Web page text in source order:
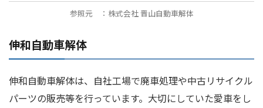
参照元 ：株式会社 晋山自動車解体
伸和自動車解体
伸和自動車解体は、自社工場で廃車処理や中古リサイクル
パーツの販売等を行っています。大切にしていた愛車をし